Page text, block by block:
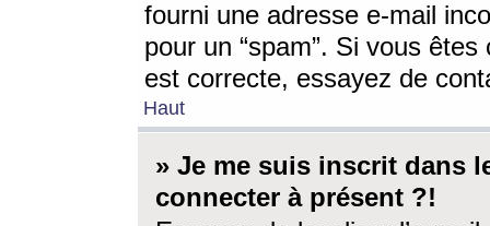
fourni une adresse e-mail
pour un “spam”. Si vous
est correcte, essayez de
Haut
» Je me suis inscrit dans
connecter à présent ?!